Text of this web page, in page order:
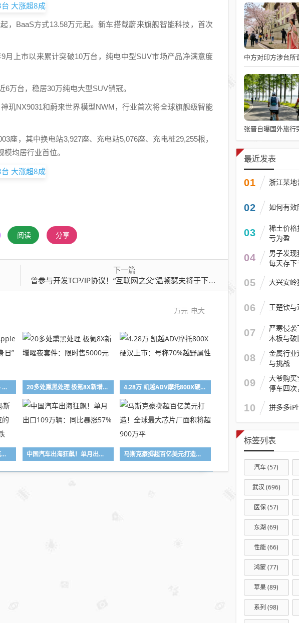
，BaaS方式13.58万元起。新车搭载蔚来旗舰智能科技，首次
月上市以来累计突破10万台，纯电中型SUV市场产品净满意度
万台，稳居30万纯电大型SUV销冠。
玑NX9031和蔚来世界模型NWM，行业首次将全球旗舰级智能
座，其中换电站3,927座、充电站5,076座、充电桩29,255根，
均居行业首位。
阅读 分享
下一篇
曾参与开发TCP/IP协议！“互联网之父”温顿瑟夫将于下周退休
万元 电大
中国专属限定！苹果Apple Watch今日可获“全民健身日”限量版奖章 20多处熏黑处理 极氪8X新增曜夜套件：限时售5000元 4.28万 凯越ADV摩托800X硬汉上市：号称70%越野属性
为何天天想着崩盘！马斯克：需求增速至少是供应的10倍 存储价格该涨不该跌 中国汽车出海狂飙！单月出口109万辆：同比暴涨57% 马斯克豪掷超百亿美元打造！全球最大芯片厂面积将超900万平
最近发表
01 浙江某地
02 如何有效
03
稀土价格
亏为盈
04
男子发现
每天存
05 大兴安
06 王楚钦
07
严寒侵
木板与破
08
金属行
与挑战
09
大爷购买
停车四
10 拼多多
标签列表
汽车(57)
武汉 (696)
医保(57)
东湖 (69)
性能(66)
鸿蒙(77)
苹果(89)
系列 (98)